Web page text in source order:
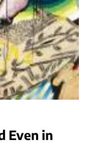
Even in